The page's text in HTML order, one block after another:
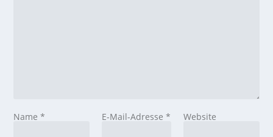
Name* E-Mail-Adresse * Website